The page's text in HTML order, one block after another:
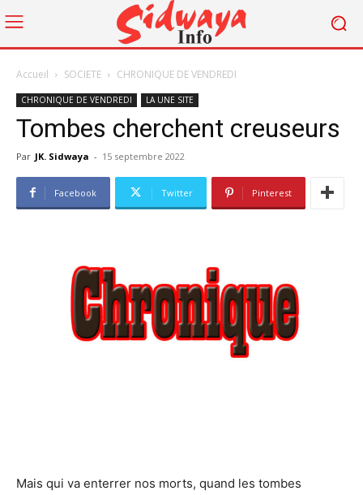
Accueil SOCIETE CHRONIQUE DE VENDREDI
CHRONIQUE DE VENDREDI LA UNE SITE
Tombes cherchent creuseurs
Par JK. Sidwaya - 15 septembre 2022
Facebook Twitter Pinterest
Mais qui va enterrer nos morts, quand les tombes